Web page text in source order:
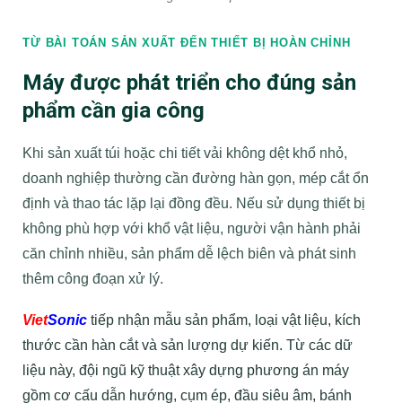
TỪ BÀI TOÁN SẢN XUẤT ĐẾN THIẾT BỊ HOÀN CHỈNH
Máy được phát triển cho đúng sản
phẩm cần gia công
Khi sản xuất túi hoặc chi tiết vải không dệt khổ nhỏ,
doanh nghiệp thường cần đường hàn gọn, mép cắt ổn
định và thao tác lặp lại đồng đều. Nếu sử dụng thiết bị
không phù hợp với khổ vật liệu, người vận hành phải
căn chỉnh nhiều, sản phẩm dễ lệch biên và phát sinh
thêm công đoạn xử lý.
VietSonic tiếp nhận mẫu sản phẩm, loại vật liệu, kích
thước cần hàn cắt và sản lượng dự kiến. Từ các dữ
liệu này, đội ngũ kỹ thuật xây dựng phương án máy
gồm cơ cấu dẫn hướng, cụm ép, đầu siêu âm, bánh